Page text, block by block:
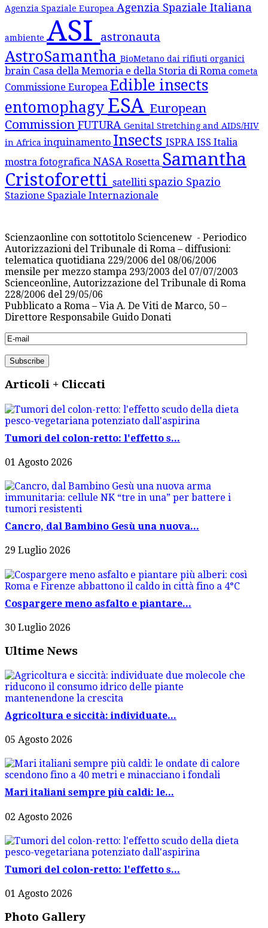
Agenzia Spaziale Europea Agenzia Spaziale Italiana
ambiente ASI astronauta
AstroSamantha BioMetano dai rifiuti organici
brain Casa della Memoria e della Storia di Roma cometa
Commissione Europea Edible insects
entomophagy ESA European
Commission FUTURA Genital Stretching and AIDS/HIV
in Africa inquinamento Insects ISPRA ISS Italia
mostra fotografica NASA Rosetta Samantha
Cristoforetti satelliti spazio Spazio
Stazione Spaziale Internazionale
Scienzaonline con sottotitolo Sciencenew - Periodico
Autorizzazioni del Tribunale di Roma – diffusioni:
telematica quotidiana 229/2006 del 08/06/2006
mensile per mezzo stampa 293/2003 del 07/07/2003
Scienceonline, Autorizzazione del Tribunale di Roma
228/2006 del 29/05/06
Pubblicato a Roma – Via A. De Viti de Marco, 50 –
Direttore Responsabile Guido Donati
Articoli + Cliccati
Tumori del colon-retto: l'effetto s...
01 Agosto 2026
Cancro, dal Bambino Gesù una nuova...
29 Luglio 2026
Cospargere meno asfalto e piantare...
30 Luglio 2026
Ultime News
Agricoltura e siccità: individuate...
05 Agosto 2026
Mari italiani sempre più caldi: le...
02 Agosto 2026
Tumori del colon-retto: l'effetto s...
01 Agosto 2026
Photo Gallery